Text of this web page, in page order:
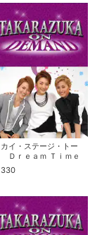
イ・ステージ・トー
Ｄｒｅａｍ Ｔｉｍｅ
芹香斗亜・水美舞斗・飛
つかさ」
330